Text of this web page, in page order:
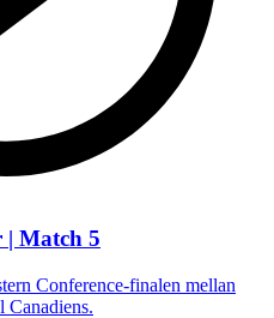
Match 5
Conference-finalen mellan
Canadiens.